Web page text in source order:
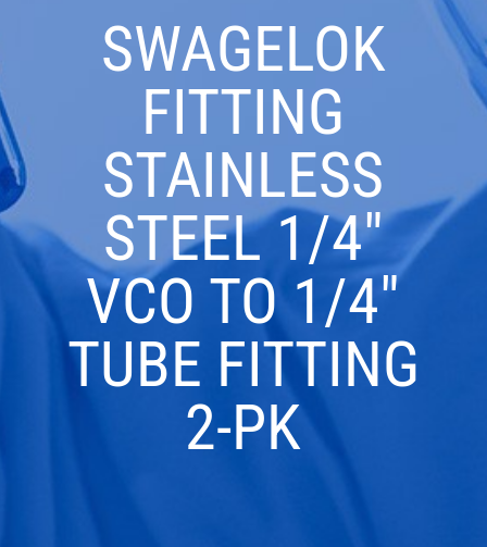
SWAGELOK
FITTING
STAINLESS
STEEL 1/4″
VCO TO 1/4″
TUBE FITTING
2-PK